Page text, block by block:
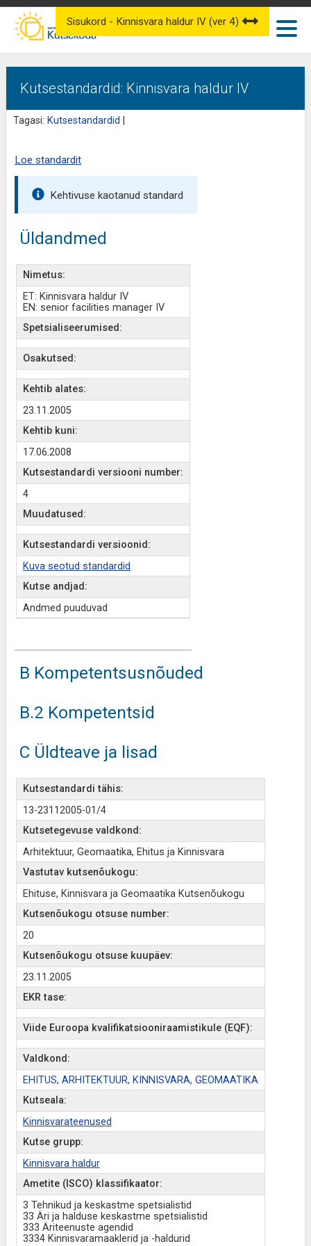
Kutsestandardid: Kinnisvara haldur IV
Tagasi: Kutsestandardid
Sisukord - Kinnisvara haldur IV (ver 4)
Loe standardit
Kehtivuse kaotanud standard
Üldandmed
Nimetus:
ET: Kinnisvara haldur IV
EN: senior facilities manager IV
Spetsialiseerumised:
Osakutsed:
Kehtib alates:
23.11.2005
Kehtib kuni:
17.06.2008
Kutsestandardi versiooni number:
4
Muudatused:
Kutsestandardi versioonid:
Kuva seotud standardid
Kutse andjad:
Andmed puuduvad
B Kompetentsusnõuded
B.2 Kompetentsid
C Üldteave ja lisad
Kutsestandardi tähis:
13-23112005-01/4
Kutsetegevuse valdkond:
Arhitektuur, Geomaatika, Ehitus ja Kinnisvara
Vastutav kutsenõukogu:
Ehituse, Kinnisvara ja Geomaatika Kutsenõukogu
Kutsenõukogu otsuse number:
20
Kutsenõukogu otsuse kuupäev:
23.11.2005
EKR tase:
Viide Euroopa kvalifikatsiooniraamistikule (EQF):
Valdkond:
EHITUS, ARHITEKTUUR, KINNISVARA, GEOMAATIKA
Kutseala:
Kinnisvarateenused
Kutse grupp:
Kinnisvara haldur
Ametite (ISCO) klassifikaator:
3 Tehnikud ja keskastme spetsialistid
33 Äri ja halduse keskastme spetsialistid
333 Äriteenuste agendid
3334 Kinnisvaramaaklerid ja -haldurid